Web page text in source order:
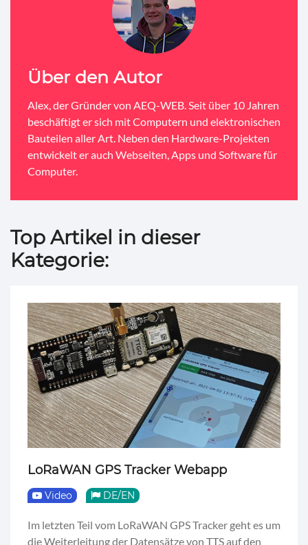
Über den Autor
Alex, der Gründer von AEQ-WEB. Seit über 10 Jahren
beschäftigt er sich mit Computern und elektronischen
Bauteilen aller Art. Neben den Hardware-Projekten
entwickelt er auch Webseiten, Apps und Software für
Computer.
Top Artikel in dieser
Kategorie:
LoRaWAN GPS Tracker Webapp
Video DE/EN
Im letzten Teil vom LoRaWAN GPS Tracker geht es um
die Weiterleitung der Datensätze von TTS auf den